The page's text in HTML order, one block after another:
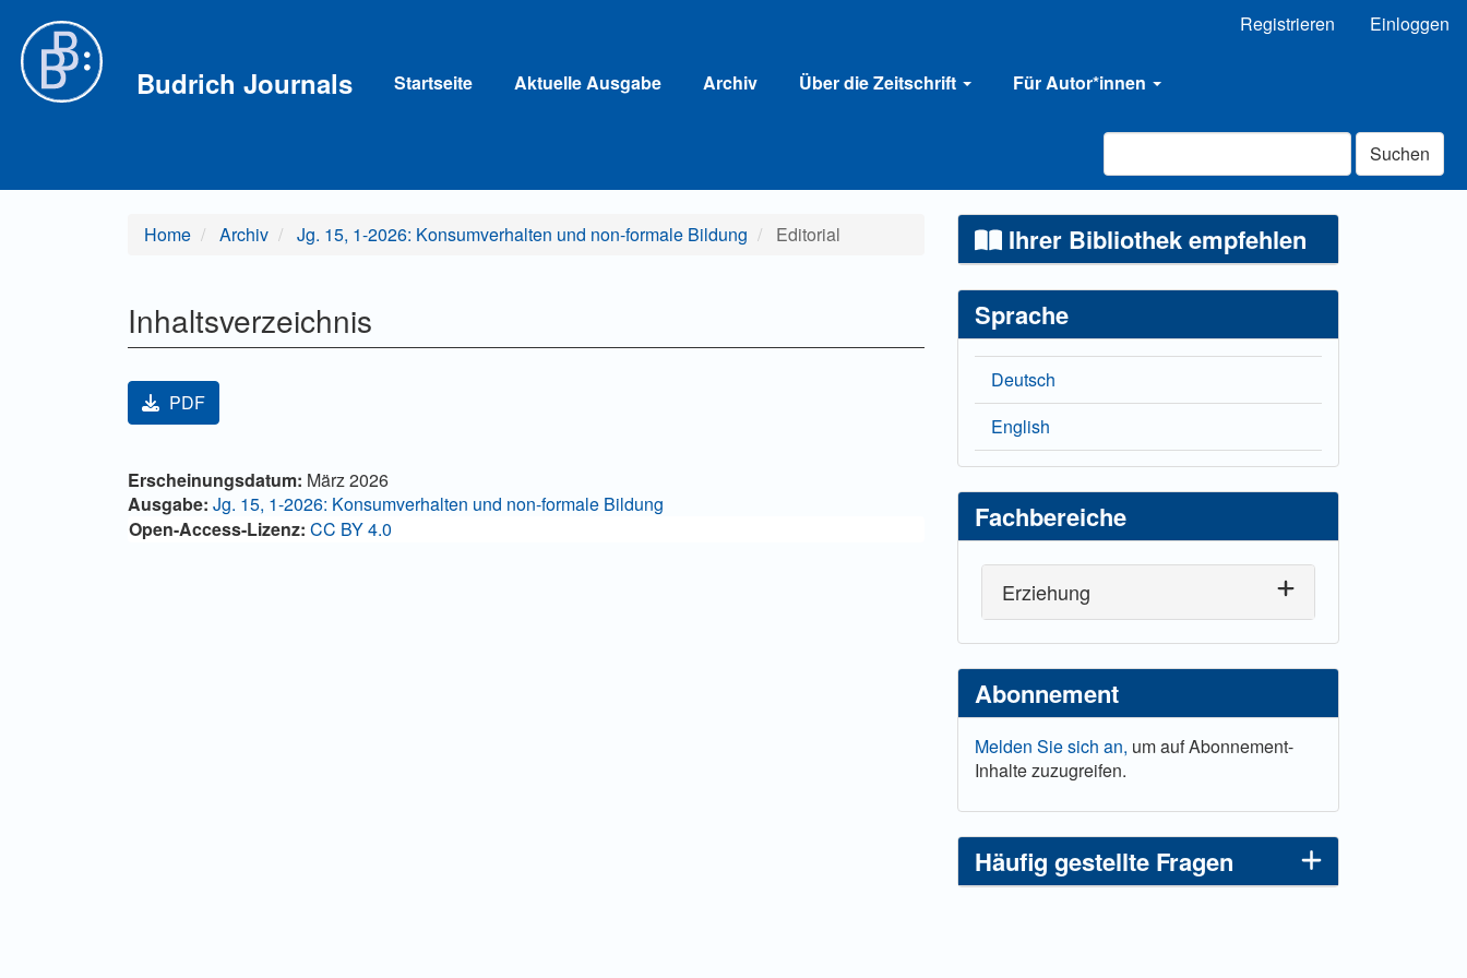
Hauptinhalt
Sidebar
Registrieren Einloggen
Budrich Journals Startseite Aktuelle Ausgabe Archiv Über die Zeitschrift Für Autor*innen
Suchen
Home Archiv Jg. 15, 1-2026: Konsumverhalten und non-formale Bildung Editorial
Inhaltsverzeichnis
Artikel-Sidebar
PDF
Hauptsächlicher Artikelinhalt
Artikel-Details
Erscheinungsdatum: März 2026
Ausgabe: Jg. 15, 1-2026: Konsumverhalten und non-formale Bildung
Open-Access-Lizenz: CC BY 4.0
Ihrer Bibliothek empfehlen
Sprache
Deutsch
English
Fachbereiche
Erziehung
Abonnement
Melden Sie sich an, um auf Abonnement-
Inhalte zuzugreifen.
Häufig gestellte Fragen